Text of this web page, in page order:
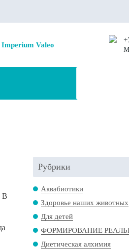
Valeo
В
Рубрики
Аквабиотики
Здоровье наших животных
Для детей
ФОРМИРОВАНИЕ
Диетическая алхимия